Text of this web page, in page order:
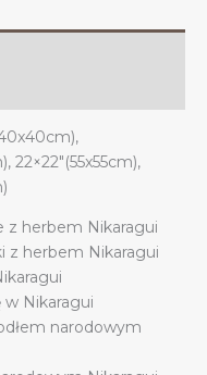
22×22″(55x55cm),
z herbem Nikaragui
z herbem Nikaragui
w Nikaragui
narodowym